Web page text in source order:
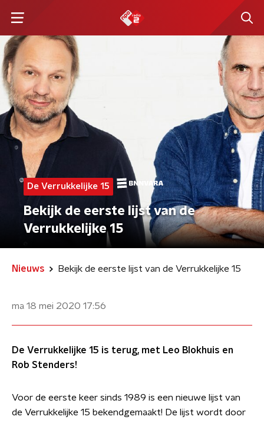
De Verrukkelijke 15
Bekijk de eerste lijst van de
Verrukkelijke 15
Nieuws Bekijk de eerste lijst van de Verrukkelijke 15
ma 18 mei 2020 17:56
De Verrukkelijke 15 is terug, met Leo Blokhuis en
Rob Stenders!
Voor de eerste keer sinds 1989 is een nieuwe lijst van
de Verrukkelijke 15 bekendgemaakt! De lijst wordt door